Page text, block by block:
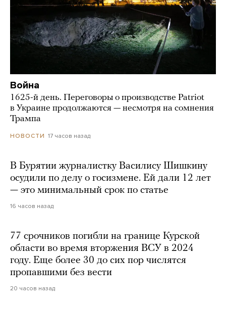
Война
1625-й день. Переговоры о производстве Patriot
в Украине продолжаются — несмотря на сомнения
Трампа
НОВОСТИ 17 часов назад
В Бурятии журналистку Василису Шишкину
осудили по делу о госизмене. Ей дали 12 лет
— это минимальный срок по статье
16 часов назад
77 срочников погибли на границе Курской
области во время вторжения ВСУ в 2024
году. Еще более 30 до сих пор числятся
пропавшими без вести
20 часов назад